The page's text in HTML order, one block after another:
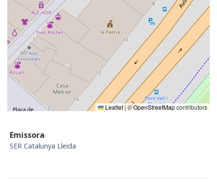
Leaflet | ©OpenStreetMapcontributors
Emissora
SER Catalunya Lleida